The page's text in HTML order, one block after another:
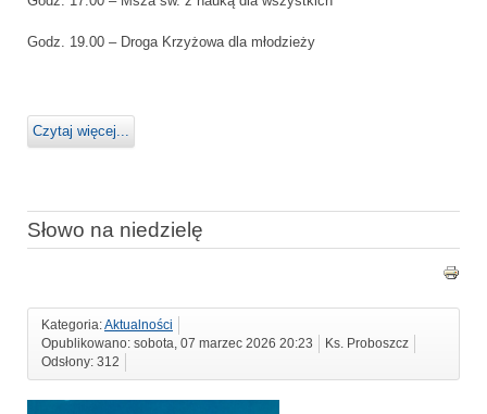
Godz. 19.00 – Droga Krzyżowa dla młodzieży
Czytaj więcej...
Słowo na niedzielę
Kategoria:Aktualności
Opublikowano: sobota, 07 marzec 2026 20:23
Ks. Proboszcz
Odsłony: 312